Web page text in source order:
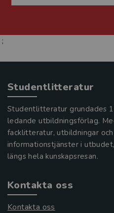
;
Studentlitteratur
Studentlitteratur grundades
ledande utbildningsförlag.
facklitteratur, utbildningar
informationstjänster i
längs hela kunskapsresan.
Kontakta oss
Kontakta oss